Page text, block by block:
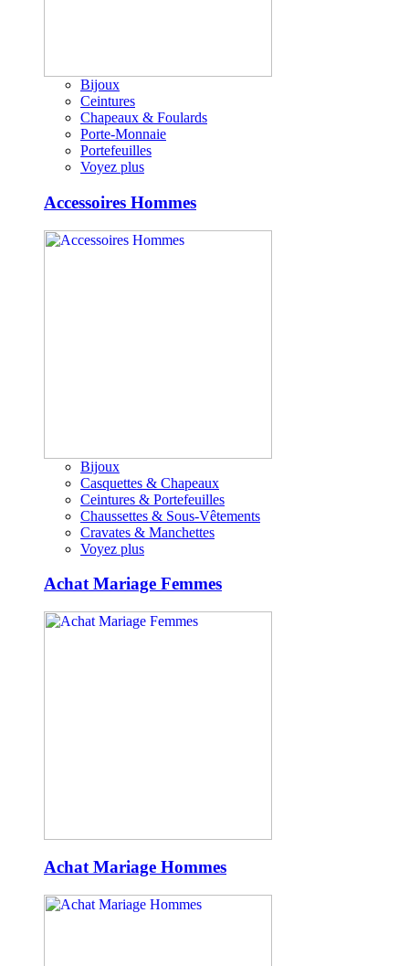
Bijoux
Ceintures
Chapeaux & Foulards
Porte-Monnaie
Portefeuilles
Voyez plus
Accessoires Hommes
Bijoux
Casquettes & Chapeaux
Ceintures & Portefeuilles
Chaussettes & Sous-Vêtements
Cravates & Manchettes
Voyez plus
Achat Mariage Femmes
Achat Mariage Hommes